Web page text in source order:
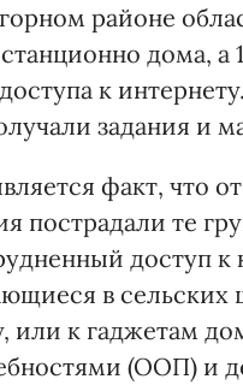
районе
дома, а
к
задания и
факт, что
пострадали те
доступ к
в
или к гаджетам
(ООП) и